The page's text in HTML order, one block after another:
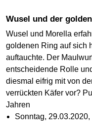
Wusel und der
Wusel und Morella
goldenen Ring auf sich
auftauchte. Der
entscheidende Rolle
diesmal eifrig mit von
verrückten Käfer vor?
Jahren
Sonntag,